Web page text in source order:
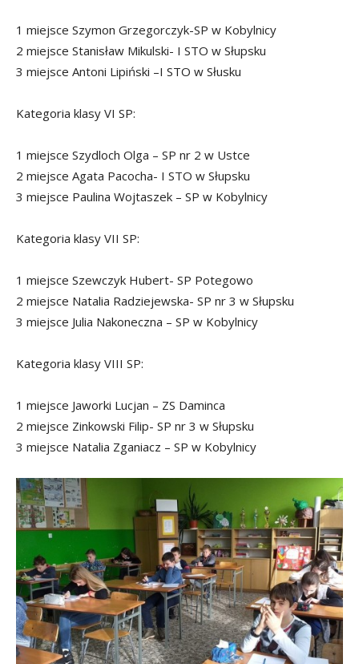
1 miejsce Szymon Grzegorczyk-SP w Kobylnicy
2 miejsce Stanisław Mikulski- I STO w Słupsku
3 miejsce Antoni Lipiński –I STO w Słusku
Kategoria klasy VI SP:
1 miejsce Szydloch Olga – SP nr 2 w Ustce
2 miejsce Agata Pacocha- I STO w Słupsku
3 miejsce Paulina Wojtaszek – SP w Kobylnicy
Kategoria klasy VII SP:
1 miejsce Szewczyk Hubert- SP Potegowo
2 miejsce Natalia Radziejewska- SP nr 3 w Słupsku
3 miejsce Julia Nakoneczna – SP w Kobylnicy
Kategoria klasy VIII SP:
1 miejsce Jaworki Lucjan – ZS Daminca
2 miejsce Zinkowski Filip- SP nr 3 w Słupsku
3 miejsce Natalia Zganiacz – SP w Kobylnicy